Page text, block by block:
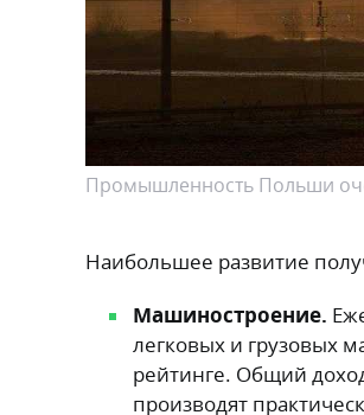
Промышленность Польши
Наибольшее развитие
Машиностроение.
легковых и грузовых
рейтинге. Общий
производят